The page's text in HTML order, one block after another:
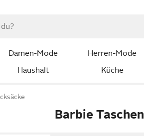
Damen-Mode Herren-Mode
Haushalt Küche
Barbie Taschen